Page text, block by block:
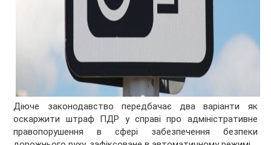
Діюче законодавство передбачає два варіанти як
оскаржити штраф ПДР у справі про адміністративне
правопорушення в сфері забезпечення безпеки